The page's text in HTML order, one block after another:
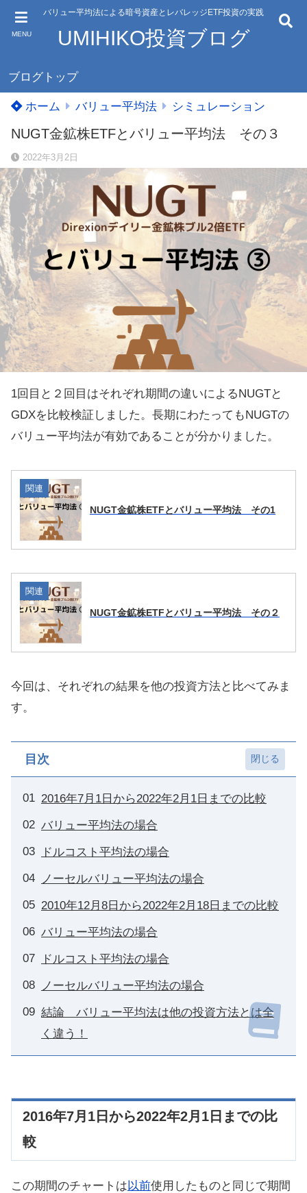
MENU
バリュー平均法による暗号資産とレバレッジETF投資の実践
UMIHIKO投資ブログ
ブログトップ
ホーム バリュー平均法 シミュレーション
NUGT金鉱株ETFとバリュー平均法 その３
2022年3月2日
1回目と２回目はそれぞれ期間の違いによるNUGTと
GDXを比較検証しました。長期にわたってもNUGTの
バリュー平均法が有効であることが分かりました。
関連
NUGT金鉱株ETFとバリュー平均法 その1
関連
NUGT金鉱株ETFとバリュー平均法 その２
今回は、それぞれの結果を他の投資方法と比べてみま
す。
目次
2016年7月1日から2022年2月1日までの比較
バリュー平均法の場合
ドルコスト平均法の場合
ノーセルバリュー平均法の場合
2010年12月8日から2022年2月18日までの比較
バリュー平均法の場合
ドルコスト平均法の場合
ノーセルバリュー平均法の場合
結論 バリュー平均法は他の投資方法とは全
く違う！
2016年7月1日から2022年2月1日までの比
較
この期間のチャートは以前使用したものと同じで期間